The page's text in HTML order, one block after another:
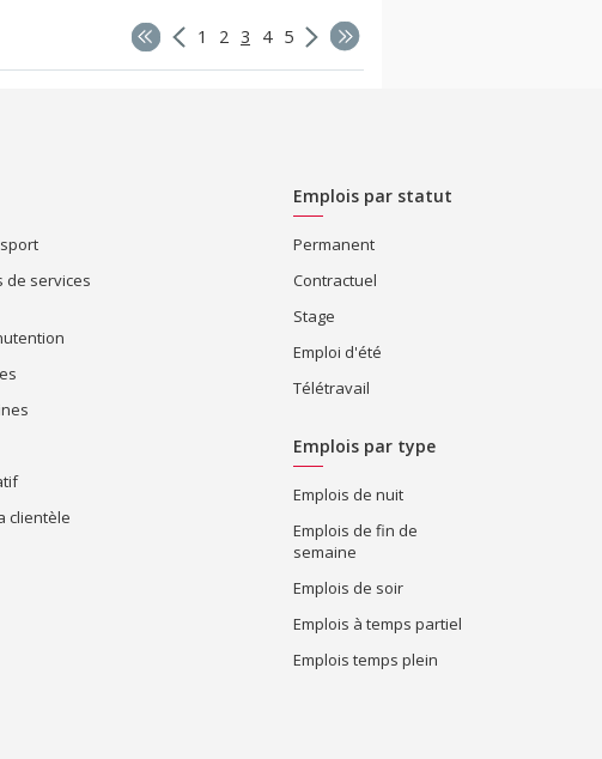
1 2 3 4 5
de services
clientèle
Emplois par statut
Permanent
Contractuel
Stage
Emploi d'été
Télétravail
Emplois par type
Emplois de nuit
Emplois de fin de
semaine
Emplois de soir
Emplois à temps partiel
Emplois temps plein